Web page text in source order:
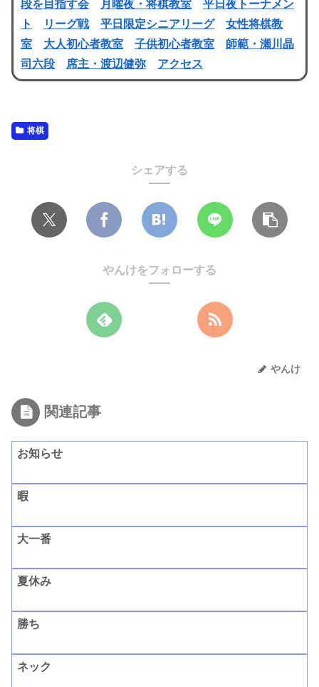
段を目指す会
月曜夜・将棋教室
平日夜トーナメン
ト
リーグ戦 平日限定シニアリーグ
女性将棋教
室
大人初心者教室 子供初心者教室
師範・瀬川晶
司六段
席主・渡辺健弥 アクセス
将棋
シェアする
やんけをフォローする
やんけ
関連記事
お知らせ
暇
大一番
夏休み
勝ち
ネック